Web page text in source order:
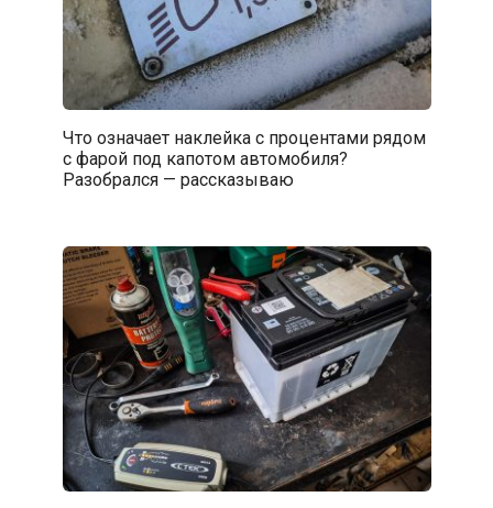
Что означает наклейка с процентами рядом
с фарой под капотом автомобиля?
Разобрался — рассказываю